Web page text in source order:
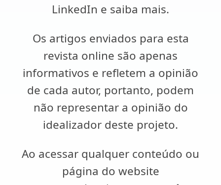
LinkedIn e saiba mais.
Os artigos enviados para esta
revista online são apenas
informativos e refletem a opinião
de cada autor, portanto, podem
não representar a opinião do
idealizador deste projeto.
Ao acessar qualquer conteúdo ou
página do website